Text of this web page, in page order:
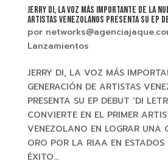
JERRY DI, LA VOZ MÁS IMPORTANTE DE LA
ARTISTAS VENEZOLANOS PRESENTA SU EP
por
Lanzamientos
JERRY DI, LA VOZ MÁS
GENERACIÓN DE ARTISTAS
PRESENTA SU EP DEBUT ‘DI
CONVIERTE EN EL PRIMER
VENEZOLANO EN LOGRAR UNA
ORO POR LA RIAA EN ESTADOS
ÉXITO...